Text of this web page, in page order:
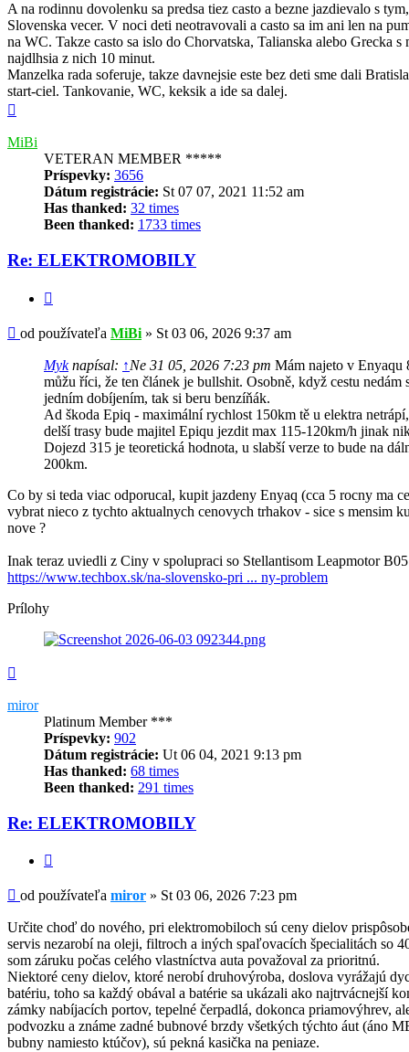
A na rodinnu dovolenku sa predsa tiez casto a bezne jazdievalo s
Slovenska vecer. V noci deti neotravovali a casto sa im ani len na
na WC. Takze casto sa islo do Chorvatska, Talianska alebo Grecka s
najdlhsia z nich 10 minut.
Manzelka rada soferuje, takze davnejsie este bez deti sme dali
start-ciel. Tankovanie, WC, keksik a ide sa dalej.
MiBi
VETERAN MEMBER *****
Príspevky: 3656
Dátum registrácie: St 07 07, 2021 11:52 am
Has thanked: 32 times
Been thanked: 1733 times
Re: ELEKTROMOBILY
Príspevok
od používateľa MiBi » St 03 06, 2026 9:37 am
Myknapísal: ↑Ne 31 05, 2026 7:23 pm Mám najeto v Enyaqu
můžu říci, že ten článek je bullshit. Osobně, když cestu nedám
jedním dobíjením, tak si beru benzíňák.
Ad škoda Epiq - maximální rychlost 150km tě u elektra
delší trasy bude majitel Epiqu jezdit max 115-120km/h jinak
Dojezd 315 je teoretická hodnota, u slabší verze to bude na
200km.
Co by si teda viac odporucal, kupit jazdeny Enyaq (cca 5 rocny ma
vybrat nieco z tychto aktualnych cenovych trhakov - sice s mensim
nove ?
Inak teraz uviedli z Ciny v spolupraci so Stellantisom Leapmotor
https://www.techbox.sk/na-slovensko-pri ... ny-problem
Prílohy
miror
Platinum Member ***
Príspevky: 902
Dátum registrácie: Ut 06 04, 2021 9:13 pm
Has thanked: 68 times
Been thanked: 291 times
Re: ELEKTROMOBILY
Príspevok
od používateľa miror » St 03 06, 2026 7:23 pm
Určite choď do nového, pri elektromobiloch sú ceny dielov
servis nezarobí na oleji, filtroch a iných spaľovacích špecialitách so
som záruku počas celého vlastníctva auta považoval za prioritnú.
Niektoré ceny dielov, ktoré nerobí druhovýroba, doslova vyrážajú
batériu, toho sa každý obával a batérie sa ukázali ako najtrvácnejší
zámky nabíjacích portov, tepelné čerpadlá, dokonca priamovýhrev,
podvozku a známe zadné bubnové brzdy všetkých týchto áut (áno
bubny namiesto ktúčov), sú pekná kasička na peniaze.